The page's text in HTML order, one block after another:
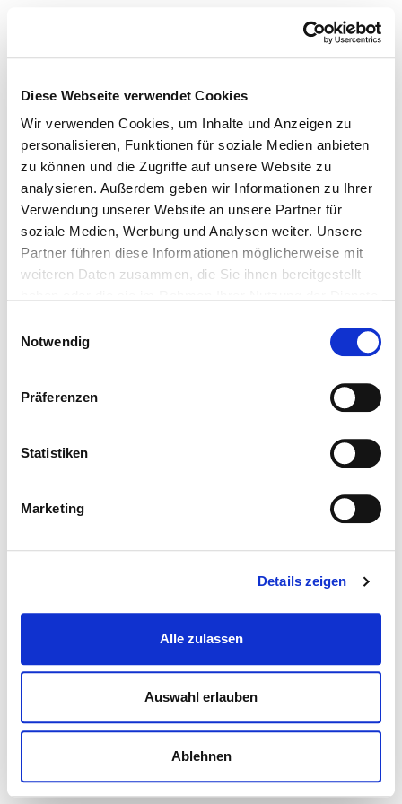
Diese Webseite verwendet Cookies
Wir verwenden Cookies, um Inhalte und Anzeigen zu
personalisieren, Funktionen für soziale Medien anbieten
zu können und die Zugriffe auf unsere Website zu
analysieren. Außerdem geben wir Informationen zu Ihrer
Verwendung unserer Website an unsere Partner für
soziale Medien, Werbung und Analysen weiter. Unsere
Partner führen diese Informationen möglicherweise mit
weiteren Daten zusammen, die Sie ihnen bereitgestellt
Notwendig
Präferenzen
Statistiken
Marketing
Details zeigen
Alle zulassen
Auswahl erlauben
Ablehnen